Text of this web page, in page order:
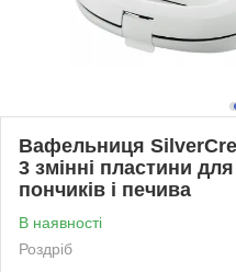
Вафельниця
3 змінні пластини
пончиків і печива
В наявності
Роздріб